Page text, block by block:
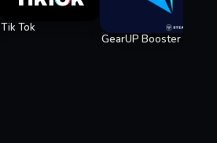
Tik Tok
GearUP Booster